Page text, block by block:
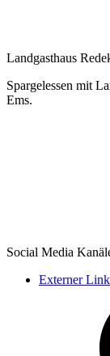
Landgasthaus
Spargelessen mit
Ems.
Social Media
Externer